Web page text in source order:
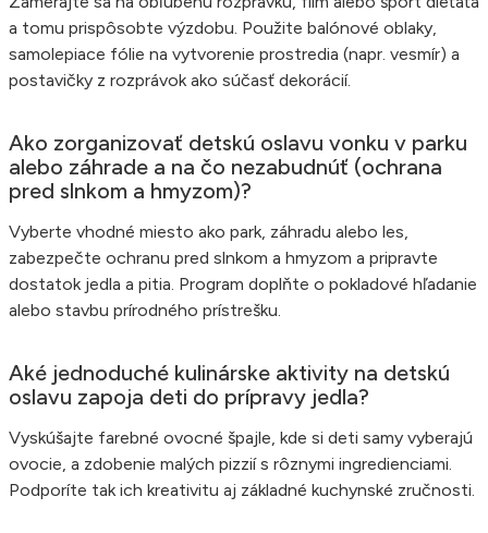
a tomu prispôsobte výzdobu. Použite balónové oblaky,
samolepiace fólie na vytvorenie prostredia (napr. vesmír) a
postavičky z rozprávok ako súčasť dekorácií.
Ako zorganizovať detskú oslavu vonku v parku
alebo záhrade a na čo nezabudnúť (ochrana
pred slnkom a hmyzom)?
Vyberte vhodné miesto ako park, záhradu alebo les,
zabezpečte ochranu pred slnkom a hmyzom a pripravte
dostatok jedla a pitia. Program doplňte o pokladové hľadanie
alebo stavbu prírodného prístrešku.
Aké jednoduché kulinárske aktivity na detskú
oslavu zapoja deti do prípravy jedla?
Vyskúšajte farebné ovocné špajle, kde si deti samy vyberajú
ovocie, a zdobenie malých pizzií s rôznymi ingredienciami.
Podporíte tak ich kreativitu aj základné kuchynské zručnosti.